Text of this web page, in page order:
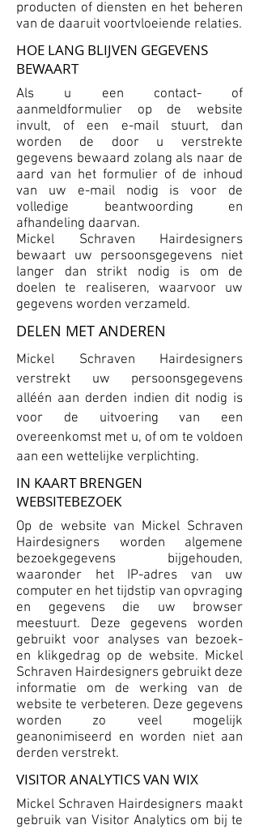
producten of diensten en het beheren
van de daaruit voortvloeiende relaties.
HOE LANG BLIJVEN GEGEVENS
BEWAART
Als u een contact- of
aanmeldformulier op de website
invult, of een e-mail stuurt, dan
worden de door u verstrekte
gegevens bewaard zolang als naar de
aard van het formulier of de inhoud
van uw e-mail nodig is voor de
volledige beantwoording en
afhandeling daarvan.
Mickel Schraven Hairdesigners
bewaart uw persoonsgegevens niet
langer dan strikt nodig is om de
doelen te realiseren, waarvoor uw
gegevens worden verzameld.
DELEN MET ANDEREN
Mickel Schraven Hairdesigners
verstrekt uw persoonsgegevens
alléén aan derden indien dit nodig is
voor de uitvoering van een
overeenkomst met u, of om te voldoen
aan een wettelijke verplichting.
IN KAART BRENGEN
WEBSITEBEZOEK
Op de website van Mickel Schraven
Hairdesigners worden algemene
bezoekgegevens bijgehouden,
waaronder het IP-adres van uw
computer en het tijdstip van opvraging
en gegevens die uw browser
meestuurt. Deze gegevens worden
gebruikt voor analyses van bezoek-
en klikgedrag op de website. Mickel
Schraven Hairdesigners gebruikt deze
informatie om de werking van de
website te verbeteren. Deze gegevens
worden zo veel mogelijk
geanonimiseerd en worden niet aan
derden verstrekt.
VISITOR ANALYTICS VAN WIX
Mickel Schraven Hairdesigners maakt
gebruik van Visitor Analytics om bij te